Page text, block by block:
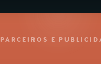
PARCEIROS E